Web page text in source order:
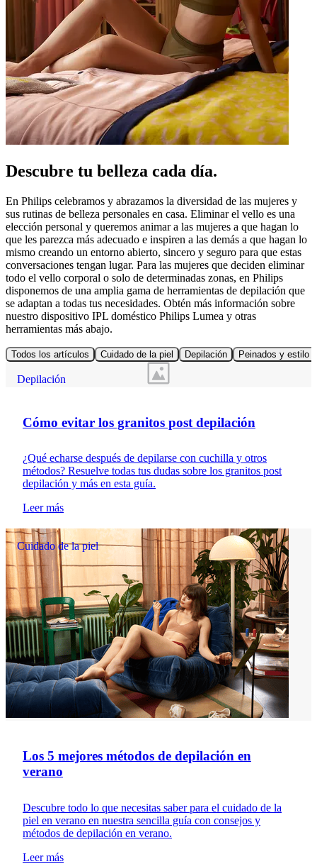
Descubre tu belleza cada día.
En Philips celebramos y abrazamos la diversidad de las mujeres y
sus rutinas de belleza personales en casa. Eliminar el vello es una
elección personal y queremos animar a las mujeres a que hagan lo
que les parezca más adecuado e inspiren a las demás a que hagan lo
mismo creando un entorno abierto, sincero y seguro para que estas
conversaciones tengan lugar. Para las mujeres que deciden eliminar
todo el vello corporal o solo de determinadas zonas, en Philips
disponemos de una amplia gama de herramientas de depilación que
se adaptan a todas tus necesidades. Obtén más información sobre
nuestro dispositivo IPL doméstico Philips Lumea y otras
herramientas más abajo.
Todos los artículos Cuidado de la piel Depilación Peinados y estilo
Depilación
Cómo evitar los granitos post depilación
¿Qué echarse después de depilarse con cuchilla y otros
métodos? Resuelve todas tus dudas sobre los granitos post
depilación y más en esta guía.
Leer más
Cuidado de la piel
Los 5 mejores métodos de depilación en
verano
Descubre todo lo que necesitas saber para el cuidado de la
piel en verano en nuestra sencilla guía con consejos y
métodos de depilación en verano.
Leer más